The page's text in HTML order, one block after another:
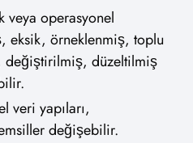
veya operasyonel
eksik, örneklenmiş, toplu
düzeltilmiş
veri yapıları,
değişebilir.